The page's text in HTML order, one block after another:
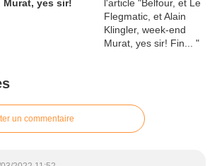
Murat, yes sir!
un commentaire